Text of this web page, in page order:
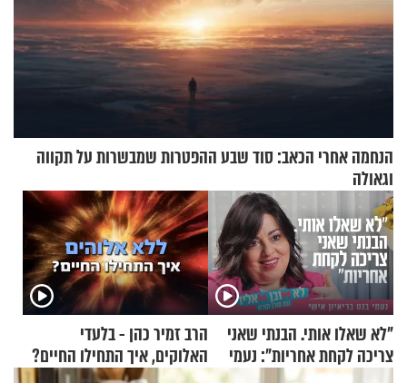
הנחמה אחרי הכאב: סוד שבע ההפטרות שמבשרות על תקווה
וגאולה
"לא שאלו אותי. הבנתי שאני
צריכה לקחת אחריות": נעמי
בנט בריאיון אישי
הרב זמיר כהן - בלעדי
האלוקים, איך התחילו החיים?